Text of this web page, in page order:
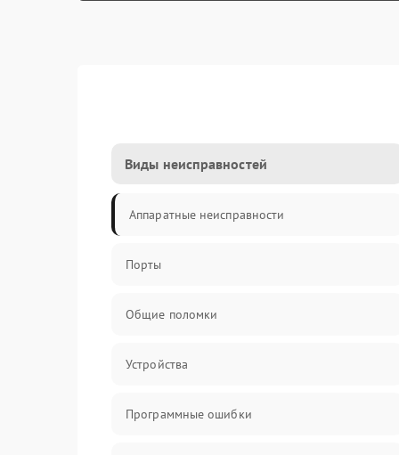
Виды неисправностей
Аппаратные неисправности
Порты
Общие поломки
Устройства
Программные ошибки